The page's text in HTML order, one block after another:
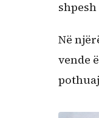
Në
vende